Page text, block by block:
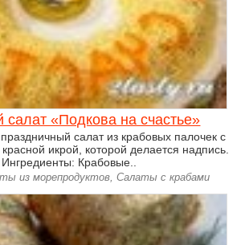
салат «Подкова на счастье»
салат из крабовых палочек с
икрой, которой делается надпись.
Ингредиенты: Крабовые..
из морепродуктов, Салаты с крабами